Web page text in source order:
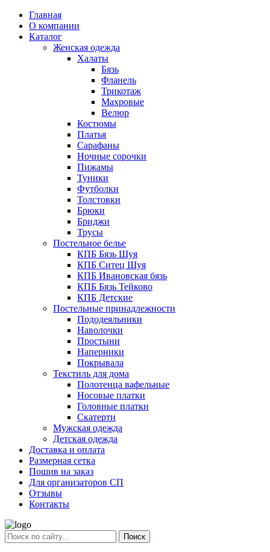
Главная
О компании
Каталог
Женская одежда
Халаты
Бязь
Фланель
Трикотаж
Махровые
Велюр
Костюмы
Платья
Сарафаны
Ночные сорочки
Пижамы
Туники
Футболки
Толстовки
Брюки
Бриджи
Трусы
Постельное белье
КПБ Бязь Шуя
КПБ Ситец Шуя
КПБ Ивановская бязь
КПБ Бязь Тейково
КПБ Детские
Постельные принадлежности
Пододеяльники
Наволочки
Простыни
Наперники
Покрывала
Текстиль для дома
Полотенца вафельные
Носовые платки
Головные платки
Скатерти
Мужская одежда
Детская одежда
Доставка и оплата
Размерная сетка
Пошив на заказ
Для организаторов СП
Отзывы
Контакты